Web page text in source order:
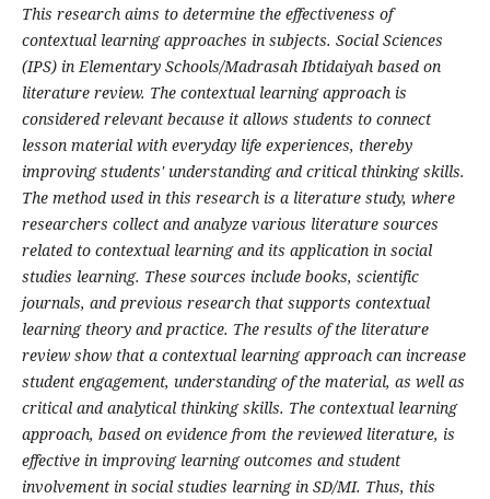
This research aims to determine the effectiveness of
contextual learning approaches in subjects. Social Sciences
(IPS) in Elementary Schools/Madrasah Ibtidaiyah based on
literature review. The contextual learning approach is
considered relevant because it allows students to connect
lesson material with everyday life experiences, thereby
improving students' understanding and critical thinking skills.
The method used in this research is a literature study, where
researchers collect and analyze various literature sources
related to contextual learning and its application in social
studies learning. These sources include books, scientific
journals, and previous research that supports contextual
learning theory and practice. The results of the literature
review show that a contextual learning approach can increase
student engagement, understanding of the material, as well as
critical and analytical thinking skills. The contextual learning
approach, based on evidence from the reviewed literature, is
effective in improving learning outcomes and student
involvement in social studies learning in SD/MI. Thus, this